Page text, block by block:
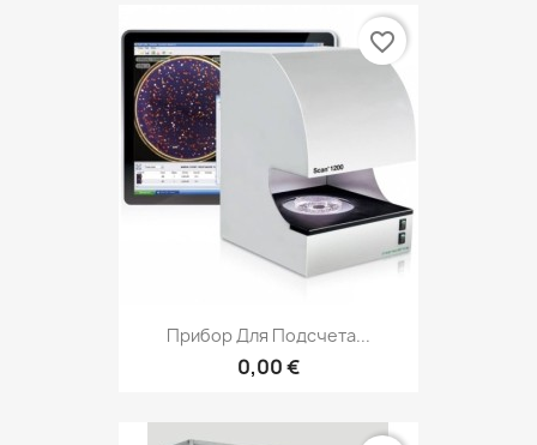
Прибор Для Подсчета...
0,00 €
favorite_border